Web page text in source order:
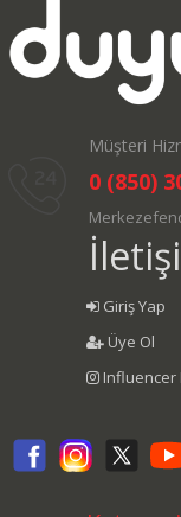
Müşteri
0 (850)
Giriş Yap
Üye Ol
Influencer